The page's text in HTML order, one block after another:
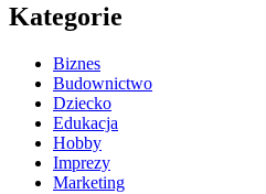
Kategorie
Biznes
Budownictwo
Dziecko
Edukacja
Hobby
Imprezy
Marketing